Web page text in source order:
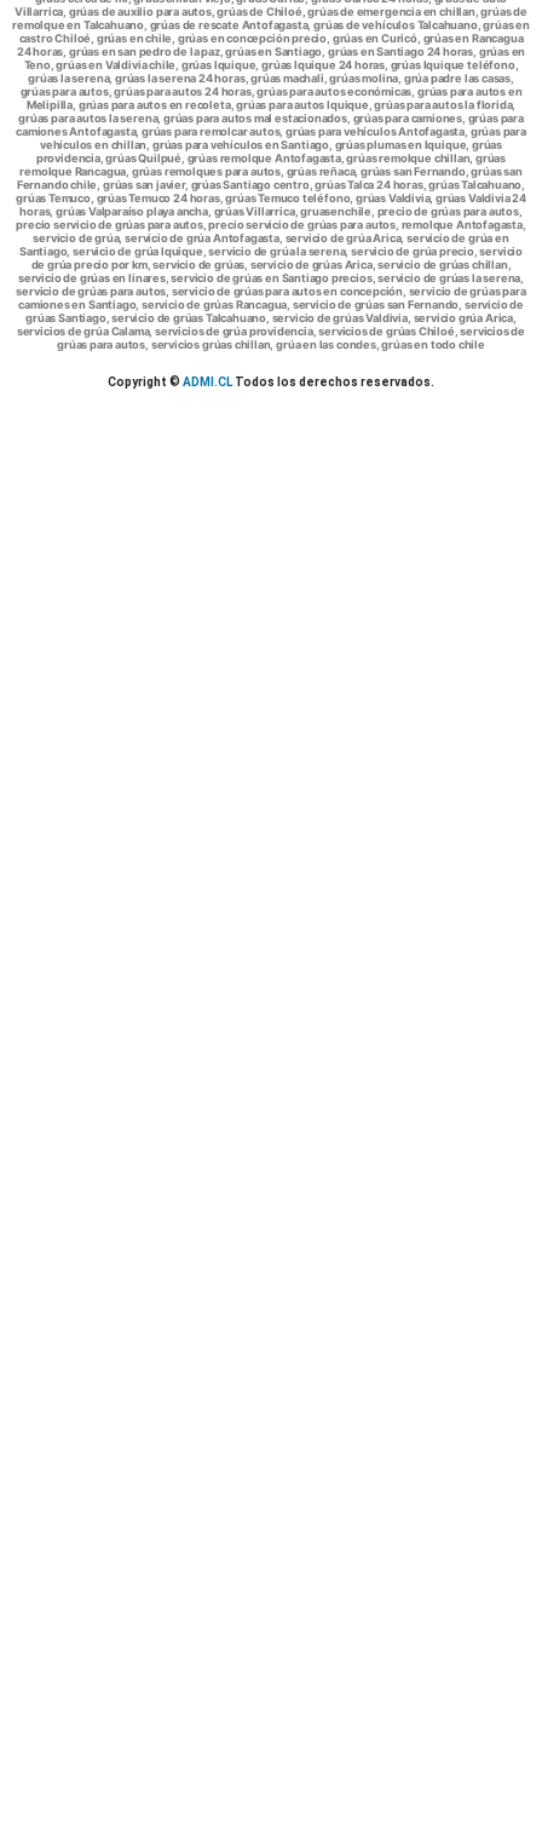
Villarrica, grúas de auxilio para autos, grúas de Chiloé, grúas de emergencia en chillan, grúas de
remolque en Talcahuano, grúas de rescate Antofagasta, grúas de vehículos Talcahuano, grúas en
castro Chiloé, grúas en chile, grúas en concepción precio, grúas en Curicó, grúas en Rancagua
24 horas, grúas en san pedro de la paz, grúas en Santiago, grúas en Santiago 24 horas, grúas en
Teno, grúas en Valdivia chile, grúas Iquique, grúas Iquique 24 horas, grúas Iquique teléfono,
grúas la serena, grúas la serena 24 horas, grúas machali, grúas molina, grúa padre las casas,
grúas para autos, grúas para autos 24 horas, grúas para autos económicas, grúas para autos en
Melipilla, grúas para autos en recoleta, grúas para autos Iquique, grúas para autos la florida,
grúas para autos la serena, grúas para autos mal estacionados, grúas para camiones, grúas para
camiones Antofagasta, grúas para remolcar autos, grúas para vehículos Antofagasta, grúas para
vehículos en chillan, grúas para vehículos en Santiago, grúas plumas en Iquique, grúas
providencia, grúas Quilpué, grúas remolque Antofagasta, grúas remolque chillan, grúas
remolque Rancagua, grúas remolques para autos, grúas reñaca, grúas san Fernando, grúas san
Fernando chile, grúas san javier, grúas Santiago centro, grúas Talca 24 horas, grúas Talcahuano,
grúas Temuco, grúas Temuco 24 horas, grúas Temuco teléfono, grúas Valdivia, grúas Valdivia 24
horas, grúas Valparaíso playa ancha, grúas Villarrica, gruasenchile, precio de grúas para autos,
precio servicio de grúas para autos, precio servicio de grúas para autos, remolque Antofagasta,
servicio de grúa, servicio de grúa Antofagasta, servicio de grúa Arica, servicio de grúa en
Santiago, servicio de grúa Iquique, servicio de grúa la serena, servicio de grúa precio, servicio
de grúa precio por km, servicio de grúas, servicio de grúas Arica, servicio de grúas chillan,
servicio de grúas en linares, servicio de grúas en Santiago precios, servicio de grúas la serena,
servicio de grúas para autos, servicio de grúas para autos en concepción, servicio de grúas para
camiones en Santiago, servicio de grúas Rancagua, servicio de grúas san Fernando, servicio de
grúas Santiago, servicio de grúas Talcahuano, servicio de grúas Valdivia, servicio grúa Arica,
servicios de grúa Calama, servicios de grúa providencia, servicios de grúas Chiloé, servicios de
grúas para autos, servicios grúas chillan, grúa en las condes, grúas en todo chile
Copyright © ADMI.CLTodos los derechos reservados.